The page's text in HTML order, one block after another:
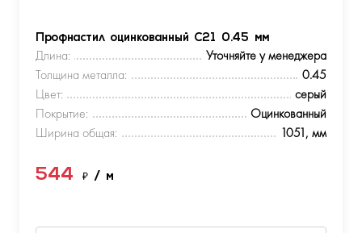
Профнастил оцинкованный С21 0.45 мм
Длина:
Уточняйте у менеджера
Толщина металла:
0.45
Цвет:
серый
Покрытие:
Оцинкованный
Ширина общая:
1051, мм
544 ₽ / м